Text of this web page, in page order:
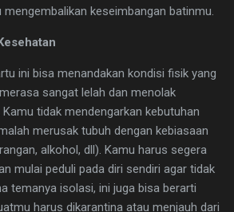
keseimbangan batinmu.
ini bisa menandakan kondisi fisik yang
sangat lelah dan menolak
tidak mendengarkan kebutuhan
merusak tubuh dengan kebiasaan
alkohol, dll). Kamu harus segera
mulai peduli pada diri sendiri agar tidak
temanya isolasi, ini juga bisa berarti
harus dikarantina atau menjauh dari